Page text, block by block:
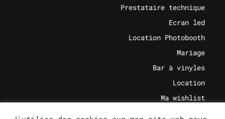
Prestataire technique
Ecran led
Location Photobooth
Mariage
Bar à vinyles
Location
Ma wishlist